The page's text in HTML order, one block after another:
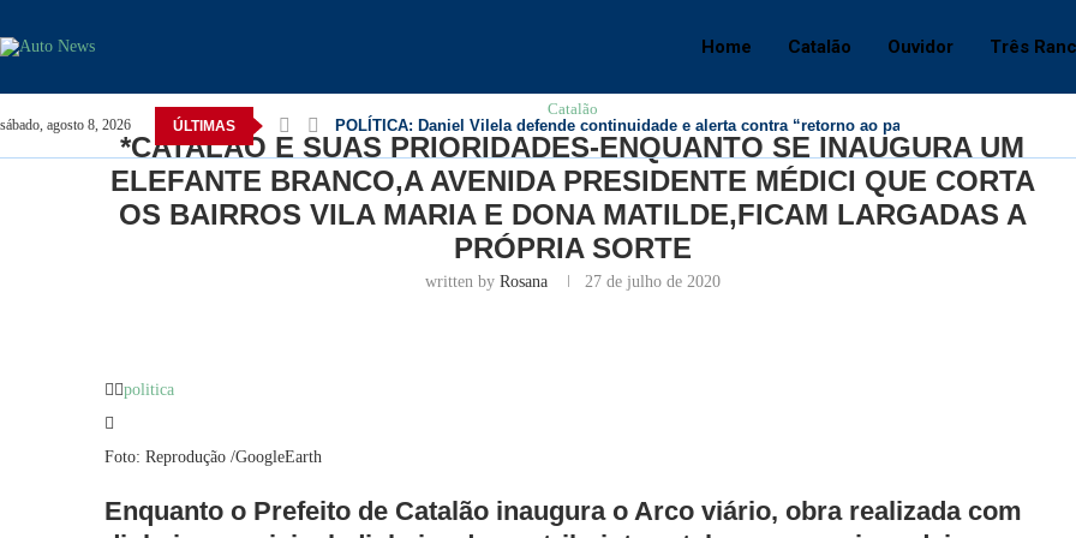
Home Catalão Ouvidor Três
sábado, agosto 8, 2026 ÚLTIMAS POLÍTICA: Daniel Vilela defende continuidade e alerta contra “retorno ao passado”
*CATALÃO E SUAS PRIORIDADES-ENQUANTO SE INAUGURA UM ELEFANTE BRANCO,A AVENIDA
Catalão
*CATALÃO E SUAS PRIORIDADES-ENQUANTO SE INAUGURA UM
ELEFANTE BRANCO,A AVENIDA PRESIDENTE MÉDICI QUE CORTA
OS BAIRROS VILA MARIA E DONA MATILDE,FICAM LARGADAS A
PRÓPRIA SORTE
written by Rosana 27 de julho de 2020
politica
Foto: Reprodução /GoogleEarth
Enquanto o Prefeito de Catalão inaugura o Arco viário, obra realizada com